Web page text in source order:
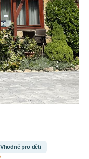
Vhodné pro děti